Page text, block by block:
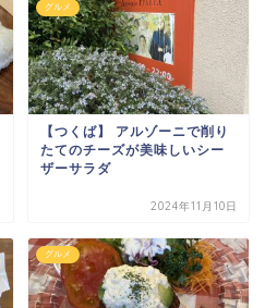
グルメ
【つくば】 アルゾーニで削り
たてのチーズが美味しいシー
ザーサラダ
2024年11月10日
グルメ